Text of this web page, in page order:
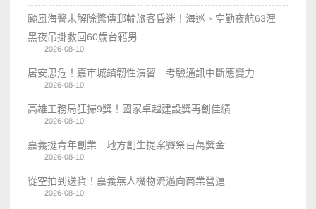
颱風海警未解除驚傳郵輪旅客昏迷！海巡、空勤夜航63浬
黑夜吊掛救回60歲台籍男
2026-08-10
居安思危！嘉市城鎮韌性演習 考驗通訊中斷應變力
2026-08-10
高雄工務局狂掃9獎！國家卓越建設獎再創佳績
2026-08-10
嘉義挺青年創業 地方創生提案賽祭百萬獎金
2026-08-10
從空拍到送貨！嘉義無人機物流邁向商業營運
2026-08-10